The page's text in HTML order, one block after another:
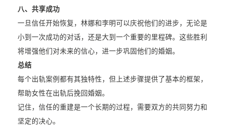
八、共享成功
一旦信任开始恢复，林娜和李明可以庆祝他们的进步，无论是
小到一次成功的对话，还是大到一个重要的里程碑。这些胜利
将增强他们对未来的信心，进一步巩固他们的婚姻。
总结
每个出轨案例都有其独特性，但上述步骤提供了基本的框架，
帮助女性在出轨后挽回婚姻。
记住，信任的重建是一个长期的过程，需要双方的共同努力和
坚定的决心。